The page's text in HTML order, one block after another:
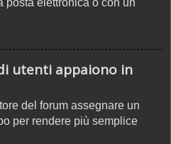
posta elettronica o con un
utenti appaiono in
del forum assegnare un
per rendere più semplice